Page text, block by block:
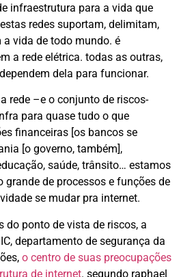
infraestrutura para a vida que
redes suportam, delimitam,
vida de todo mundo. é
a rede elétrica. todas as outras,
dela para funcionar.
rede –e o conjunto de riscos-
para quase tudo o que
financeiras [os bancos se
[o governo, também],
saúde, trânsito… estamos
de processos e funções de
se mudar pra internet.
do ponto de vista de riscos, a
departamento de segurança da
o centro de suas preocupações
de internet. segundo raphael